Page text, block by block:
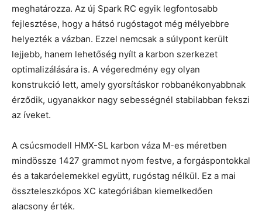
meghatározza. Az új Spark RC egyik legfontosabb
fejlesztése, hogy a hátsó rugóstagot még mélyebbre
helyezték a vázban. Ezzel nemcsak a súlypont került
lejjebb, hanem lehetőség nyílt a karbon szerkezet
optimalizálására is. A végeredmény egy olyan
konstrukció lett, amely gyorsításkor robbanékonyabbnak
érződik, ugyanakkor nagy sebességnél stabilabban fekszi
az íveket.
A csúcsmodell HMX-SL karbon váza M-es méretben
mindössze 1427 grammot nyom festve, a forgáspontokkal
és a takaróelemekkel együtt, rugóstag nélkül. Ez a mai
összteleszkópos XC kategóriában kiemelkedően
alacsony érték.